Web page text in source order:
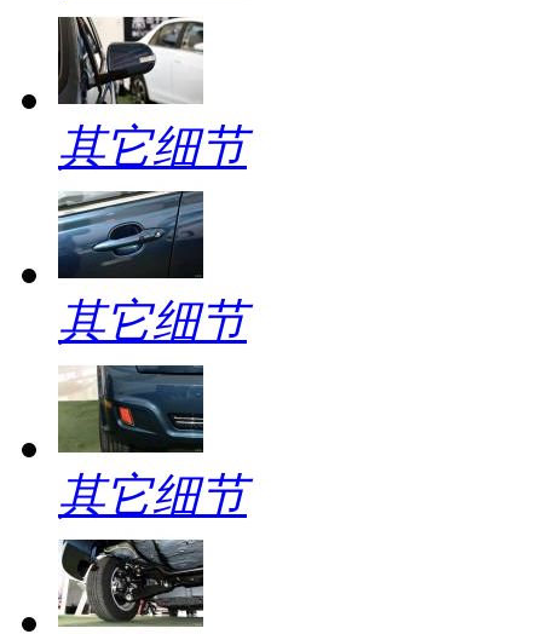
其它细节
其它细节
其它细节